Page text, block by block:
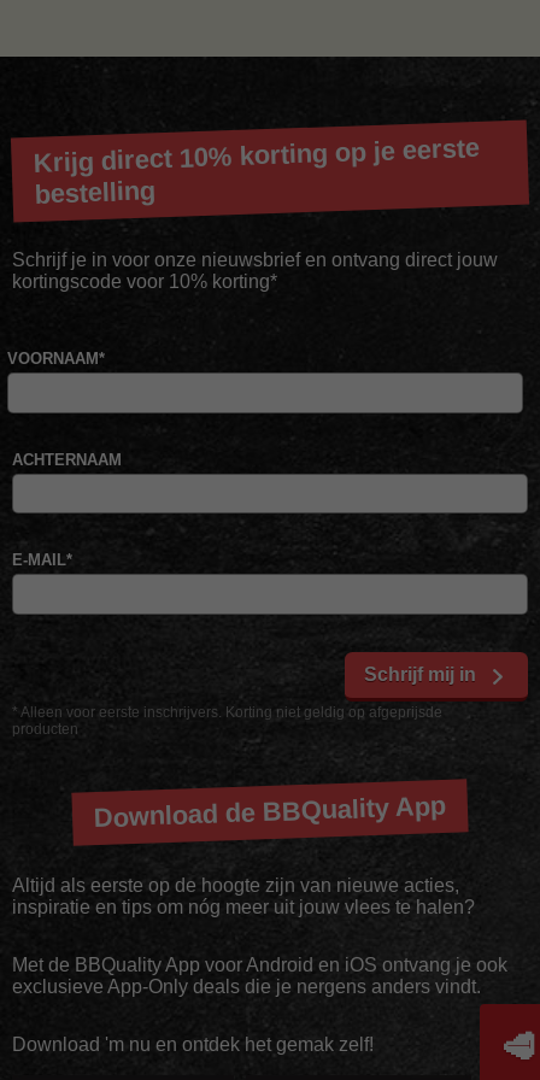
Krijg direct 10% korting op je eerste
bestelling
Schrijf je in voor onze nieuwsbrief en ontvang direct jouw
kortingscode voor 10% korting*
* Alleen voor eerste inschrijvers. Korting niet geldig op afgeprijsde
producten
VOORNAAM*
ACHTERNAAM
E-MAIL*
Schrijf mij in
Download de BBQuality App
Altijd als eerste op de hoogte zijn van nieuwe acties,
inspiratie en tips om nóg meer uit jouw vlees te halen?
Met de BBQuality App voor Android en iOS ontvang je ook
exclusieve App-Only deals die je nergens anders vindt.
Download 'm nu en ontdek het gemak zelf! 🥩